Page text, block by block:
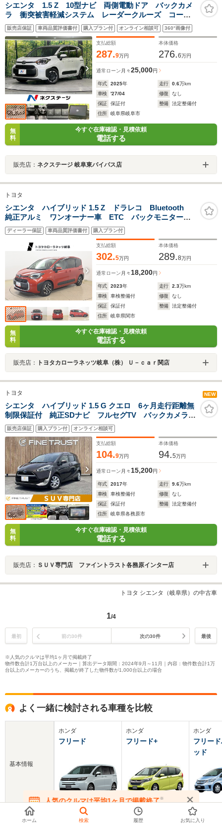
シエンタ 1.5 Z 10型ナビ 両側電動ドア バックカメ
ラ 衝突被害軽減システム レーダークルーズ コーナ
ーセンサー スマートキー LEDヘッド ビルトイン
ETC オートハイビーム 車線逸脱警報 オートライト
販売店保証 車両品質評価書付 購入プラン付 オンライン相談可 360°画像付
支払総額
287.9万円
本体価格
276.6万円
通常ローン 月々25,000円
年式 2025年 走行 0.6万km
車検
'27/04 修復
なし
保証
保証付 整備
法定整備付
住所
岐阜県岐阜市
無
料
今すぐ在庫確認・見積依頼
電話する
販売店： ネクステージ 岐阜東バイパス店
トヨタ
シエンタ ハイブリッド 1.5 Z ドラレコ Bluetooth
純正アルミ ワンオーナー車 ETC バックモニター
LEDヘッドライト 両側電動スライドドア スマートキ
ー AC100Vコンセント ナビ トヨタセーフティーセン
ディーラー保証 車両品質評価書付 購入プラン付
支払総額
302.5万円
本体価格
289.8万円
通常ローン 月々 18,200円
年式 2023年 走行 2.3万km
車検
車検整備付 修復
なし
保証
保証付 整備
法定整備付
住所
岐阜県関市
無
料
今すぐ在庫確認・見積依頼
電話する
販売店： トヨタカローラネッツ岐阜（株） Ｕ－ｃａｒ関店
トヨタ NEW
シエンタ ハイブリッド 1.5 G クエロ 6ヶ月走行距離無
制限保証付 純正SDナビ フルセグTV バックカメラ
両側パワースライドドア 禁煙車 ETC 衝突軽減ブレ
ーキ Bluetooth シートヒータ LEDヘッドライト ス
マートキー オートマチックハイビーム
販売店保証 購入プラン付 オンライン相談可
支払総額
104.9万円
本体価格
94.5万円
通常ローン 月々15,200円
年式 2017年 走行 9.6万km
車検
車検整備付 修復
なし
保証
保証付 整備
法定整備付
住所
岐阜県各務原市
無
料
今すぐ在庫確認・見積依頼
電話する
販売店： ＳＵＶ専門店 ファイントラスト各務原インター店
トヨタ シエンタ（岐阜県）の中古車
1/4
最初 前の30件 次の30件 最後
※人気のクルマは平均1ヶ月で掲載終了
物件数合計1万台以上のメーカー｜算出データ期間：2024年9月～11月｜内容：物件数合計1万
台以上のメーカーのうち、掲載が終了した物件数が1,000台以上の場合
よく一緒に検討される車種を比較
基本情報
新車価格
ホンダ
フリード
250.8～360.3万円
ホンダ
フリード+
190～321.5万円
ホンダ
フリー
ッド
214.9～
人気のクルマは平均1ヶ月で掲載終了※
在庫が無くなる前にお問い合わせください
ホーム 検索 履歴 お気に入り